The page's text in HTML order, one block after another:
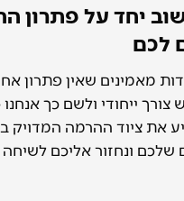
יחד על פתרון
לכם
מאמינים שאין פתרון
צורך ייחודי ולשם כך
את ציוד ההרמה המדויק
ונחזור אליכם לשיחה